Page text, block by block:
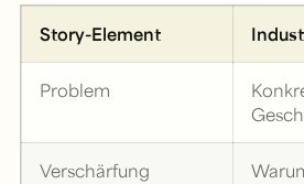
Story-Element
Problem
Verschärfung